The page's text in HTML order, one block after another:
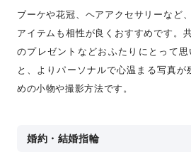
ブーケや花冠、ヘアアクセサリーなど
アイテムも相性が良くおすすめです。
のプレゼントなどおふたりにとって
と、よりパーソナルで心温まる写真
めの小物や撮影方法です。
婚約・結婚指輪